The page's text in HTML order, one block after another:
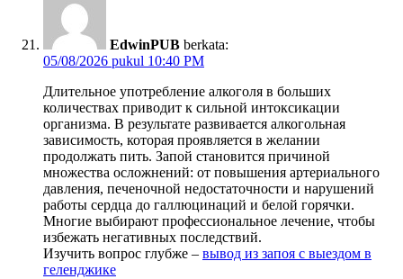
EdwinPUB berkata:
05/08/2026 pukul 10:40 PM
Длительное употребление алкоголя в больших
количествах приводит к сильной интоксикации
организма. В результате развивается алкогольная
зависимость, которая проявляется в желании
продолжать пить. Запой становится причиной
множества осложнений: от повышения артериального
давления, печеночной недостаточности и нарушений
работы сердца до галлюцинаций и белой горячки.
Многие выбирают профессиональное лечение, чтобы
избежать негативных последствий.
Изучить вопрос глубже – вывод из запоя с выездом в
геленджике